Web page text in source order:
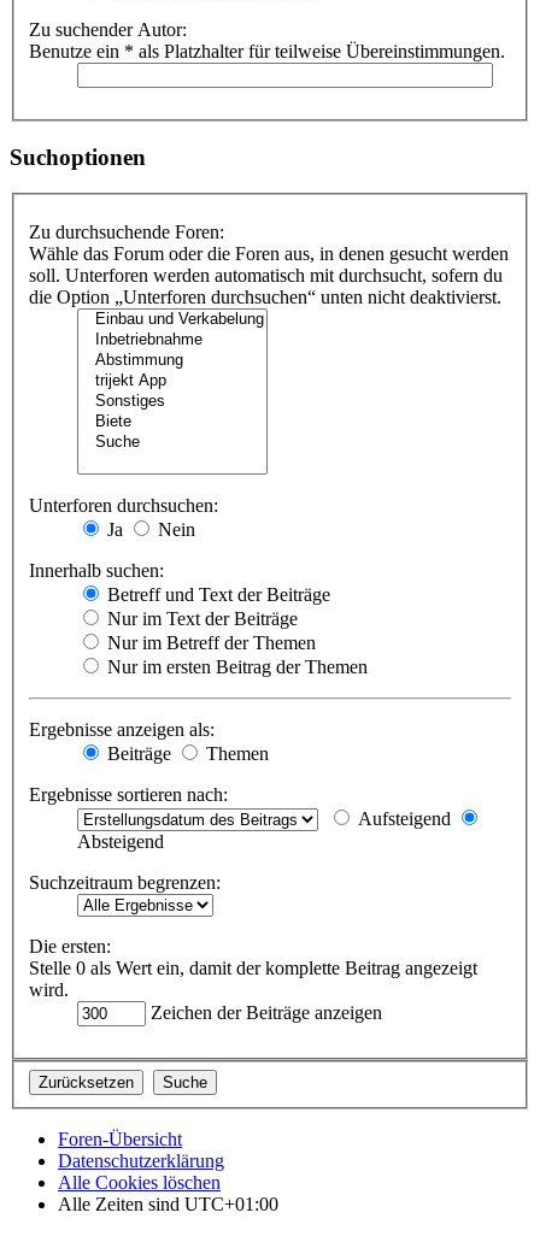
Zu suchender Autor:
Benutze ein * als Platzhalter für teilweise Übereinstimmungen.
Suchoptionen
Zu durchsuchende Foren:
Wähle das Forum oder die Foren aus, in denen gesucht werden
soll. Unterforen werden automatisch mit durchsucht, sofern du
die Option „Unterforen durchsuchen“ unten nicht deaktivierst.
Unterforen durchsuchen:
Ja
Nein
Innerhalb suchen:
Betreff und Text der Beiträge
Nur im Text der Beiträge
Nur im Betreff der Themen
Nur im ersten Beitrag der Themen
Ergebnisse anzeigen als:
Beiträge
Themen
Ergebnisse sortieren nach:
Aufsteigend
Absteigend
Suchzeitraum begrenzen:
Die ersten:
Stelle 0 als Wert ein, damit der komplette Beitrag angezeigt
wird.
Zeichen der Beiträge anzeigen
Foren-Übersicht
Datenschutzerklärung
Alle Cookies löschen
Alle Zeiten sind UTC+01:00